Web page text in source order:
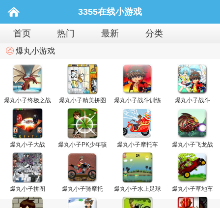
3355在线小游戏
首页 热门 最新 分类
爆丸小游戏
爆丸小子终极之战 爆丸小子精美拼图 爆丸小子战斗训练 爆丸小子战斗
爆丸小子大战
爆丸小子PK少年骇
客
爆丸小子摩托车 爆丸小子飞龙战
爆丸小子拼图 爆丸小子骑摩托 爆丸小子水上足球 爆丸小子草地车